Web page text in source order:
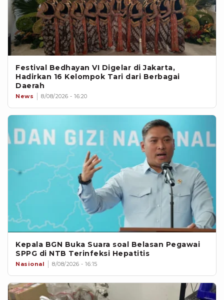
Festival Bedhayan VI Digelar di Jakarta,
Hadirkan 16 Kelompok Tari dari Berbagai
Daerah
News 8/08/2026 - 16:20
Kepala BGN Buka Suara soal Belasan Pegawai
SPPG di NTB Terinfeksi Hepatitis
Nasional 8/08/2026 - 16:15